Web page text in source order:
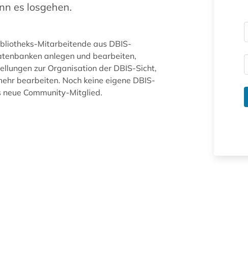
es losgehen.
Mitarbeitende aus DBIS-
anlegen und bearbeiten,
zur Organisation der DBIS-Sicht,
bearbeiten. Noch keine eigene DBIS-
neue Community-Mitglied.